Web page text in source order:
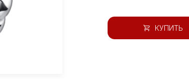
КУПИТЬ